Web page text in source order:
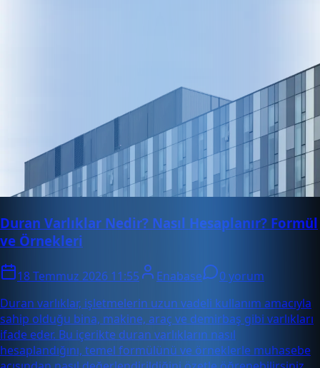
Duran Varlıklar Nedir? Nasıl Hesaplanır? Formül
ve Örnekleri
18 Temmuz 2026 11:55 Enabase
0 yorum
Duran varlıklar, işletmelerin uzun vadeli kullanım amacıyla
sahip olduğu bina, makine, araç ve demirbaş gibi varlıkları
ifade eder. Bu içerikte duran varlıkların nasıl
hesaplandığını, temel formülünü ve örneklerle muhasebe